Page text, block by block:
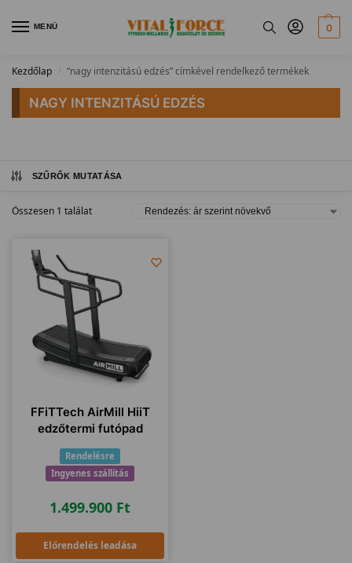
MENÜ 0
Kezdőlap / “nagy intenzitású edzés” címkével rendelkező termékek
NAGY INTENZITÁSÚ EDZÉS
SZŰRŐK MUTATÁSA
Összesen 1 találat
FFiTTech AirMill HiiT
edzőtermi futópad
Rendelésre
Ingyenes szállítás
1.499.900 Ft
Előrendelés leadása